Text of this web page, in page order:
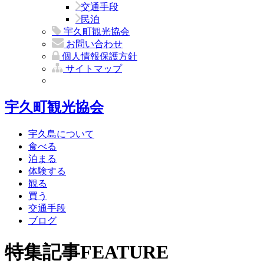
交通手段
民泊
宇久町観光協会
お問い合わせ
個人情報保護方針
サイトマップ
宇久町観光協会
宇久島について
食べる
泊まる
体験する
観る
買う
交通手段
ブログ
特集記事FEATURE